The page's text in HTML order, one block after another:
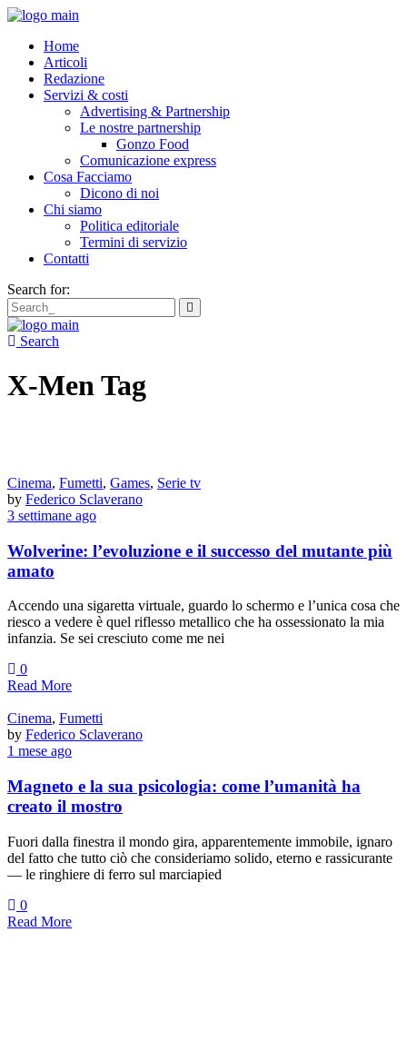
Home
Articoli
Redazione
Servizi & costi
Advertising & Partnership
Le nostre partnership
Gonzo Food
Comunicazione express
Cosa Facciamo
Dicono di noi
Chi siamo
Politica editoriale
Termini di servizio
Contatti
Search for:
Search
X-Men Tag
Cinema, Fumetti, Games, Serie tv
by Federico Sclaverano
3 settimane ago
Wolverine: l’evoluzione e il successo del mutante più
amato
Accendo una sigaretta virtuale, guardo lo schermo e l’unica cosa che
riesco a vedere è quel riflesso metallico che ha ossessionato la mia
infanzia. Se sei cresciuto come me nei
0
Read More
Cinema, Fumetti
by Federico Sclaverano
1 mese ago
Magneto e la sua psicologia: come l’umanità ha
creato il mostro
Fuori dalla finestra il mondo gira, apparentemente immobile, ignaro
del fatto che tutto ciò che consideriamo solido, eterno e rassicurante
— le ringhiere di ferro sul marciapied
0
Read More